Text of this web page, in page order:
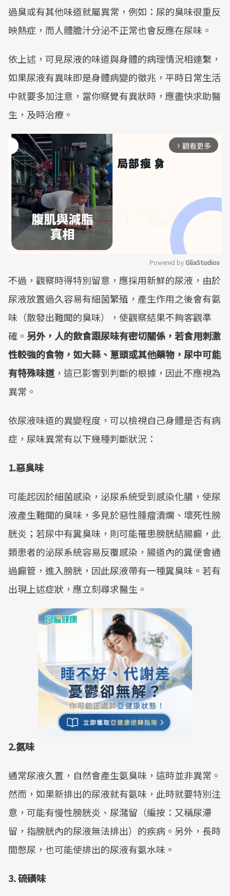
過臭或有其他味道就屬異常，例如：尿的臭味很重反
映熱症，而人體膽汁分泌不正常也會反應在尿味。
依上述，可見尿液的味道與身體的病理情況相連繫，
如果尿液有異味即是身體病變的徵兆，平時日常生活
中就要多加注意，當你察覺有異狀時，應盡快求助醫
生，及時治療。
arrow_forward_ios 觀看更多
Mute
Powered by GliaStudios
不過，觀察時得特別留意，應採用新鮮的尿液，由於
尿液放置過久容易有細菌繁殖，產生作用之後會有氨
味（散發出難聞的臭味），使觀察結果不夠客觀準
確。 另外，人的飲食跟尿味有密切關係，若食用刺激
性較強的食物，如大蒜、蔥頭或其他藥物，尿中可能
有特殊味道 ，這已影響到判斷的根據，因此不應視為
異常。
依尿液味道的異變程度，可以檢視自己身體是否有病
症，尿味異常有以下幾種判斷狀況：
1.惡臭味
可能起因於細菌感染，泌尿系統受到感染化膿，使尿
液產生難聞的臭味，多見於惡性腫瘤潰爛、壞死性膀
胱炎；若尿中有糞臭味，則可能罹患膀胱結腸瘺，此
類患者的泌尿系統容易反覆感染，腸道內的糞便會通
過瘺管，進入膀胱，因此尿液帶有一種糞臭味。若有
出現上述症狀，應立刻尋求醫生。
2.氨味
通常尿液久置，自然會產生氨臭味，這時並非異常。
然而，如果新排出的尿液就有氨味，此時就要特別注
意，可能有慢性膀胱炎、尿潴留（編按：又稱尿滯
留，指膀胱內的尿液無法排出）的疾病。另外，長時
間憋尿，也可能使排出的尿液有氨水味。
3. 硫磺味